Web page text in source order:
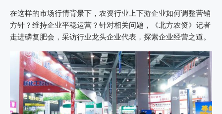
在这样的市场行情背景下，农资行业上下游企业如何调整营销
方针？维持企业平稳运营？针对相关问题，《北方农资》记者
走进磷复肥会，采访行业龙头企业代表，探索企业经营之道。